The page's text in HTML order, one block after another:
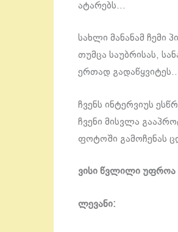
ატარებს…
სახლი მანანამ ჩემი
თუმცა საუბრისას,
ერთად
ჩვენს ინტერვიუს
ჩვენი მისვლა
ფოტოში გამოჩენას
ვისი წვლილი უფროა
ლევანი: